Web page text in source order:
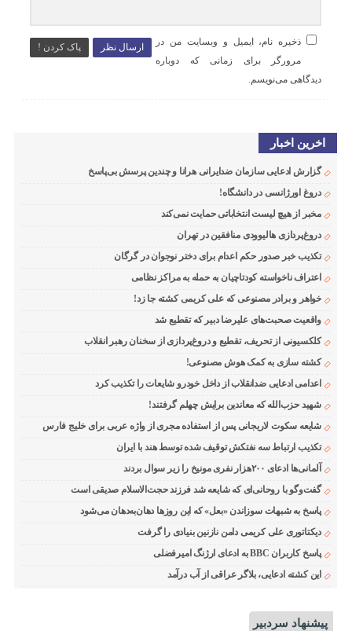
ارسال نظر پاک کردن !
ذخیره نام، ایمیل و وبسایت من در
مرورگر برای زمانی که دوباره
دیدگاهی می‌نویسم.
اخرین اخبار
گزارش ادعایی سازمان ضدایرانی هرانا و چندین پرسش بی‌پاسخ
دروغ اورژانسی در دانشگاه!
مخبر از هیچ لیست انتخاباتی حمایت نمی‌کند
دروغ‌پردازی هالیوودی منافقین در تهران
تکذیب خبر صدور حکم اعدام برای دختر نوجوان در گرگان
اعتراف ناخواسته کودتاچیان به حمله به مراکز نظامی
خواهر و برادر مصنوعی که علی کریمی کشته جا زد!
واقعیت صحبت‌های علیرضا دبیر که تقطیع شد
کلکسیونی از تحریف، تقطیع و دروغ‌پردازی از سخنان رهبر انقلاب
کشته سازی به کمک هوش مصنوعی!
اعدامی ادعایی ضدانقلاب از داخل خودرو شایعات را تکذیب کرد
شهید حزب‌الله که معاندین برایش چهلم گرفتند!
شایعه سکوت لاریجانی پس از استفاده مجری از واژه عربی برای خلیج فارس
تکذیب ارتباط سه نفتکش توقیف شده توسط هند با ایران
آلمانی‌ها ادعای ۲۰۰هزار نفری مونیخ را زیر سوال بردند
گفت‌وگو با روحانی‌ای که شایعه شد فرزند حجت‌الاسلام صدیقی است
پاسخ به شبهات سوزاندن «بعل» که این روزها دهان‌به‌دهان می‌شود
دیکتاتوری علی کریمی دامن نازنین بنیادی را گرفت
پاسخ کاربران BBC به ادعای ارژنگ امیرفضلی
این کشته ادعایی، بلاگر عراقی از آب درآمد
پیشنهاد سردبیر